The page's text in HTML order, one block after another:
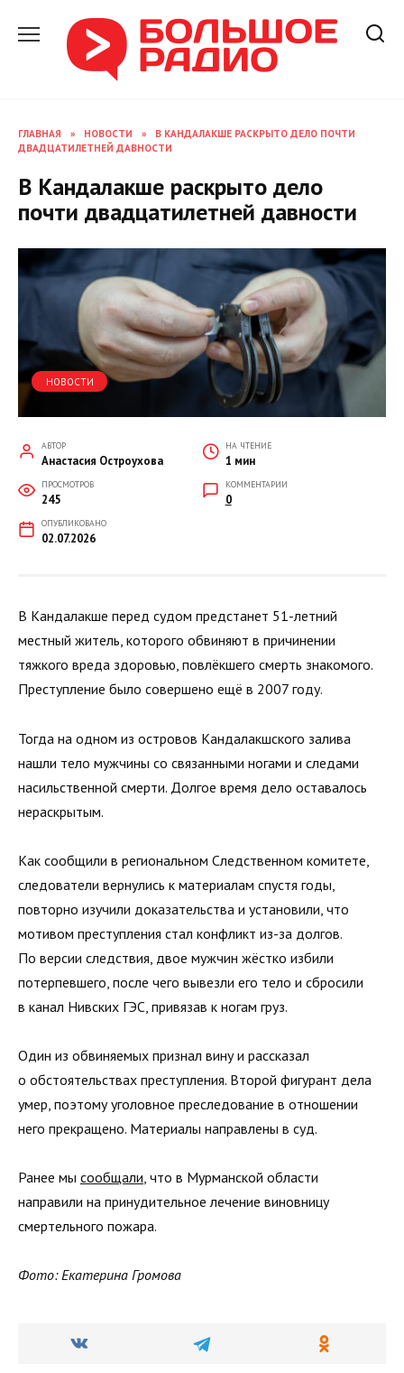
содержанию
ГЛАВНАЯ » НОВОСТИ »
В КАНДАЛАКШЕ РАСКРЫТО ДЕЛО ПОЧТИ
ДВАДЦАТИЛЕТНЕЙ ДАВНОСТИ
В Кандалакше раскрыто дело
почти двадцатилетней давности
НОВОСТИ
АВТОР
Анастасия Остроухова
НА ЧТЕНИЕ
1 мин
ПРОСМОТРОВ
245
КОММЕНТАРИИ
0
ОПУБЛИКОВАНО
02.07.2026
В Кандалакше перед судом предстанет 51-летний
местный житель, которого обвиняют в причинении
тяжкого вреда здоровью, повлёкшего смерть знакомого.
Преступление было совершено ещё в 2007 году.
Тогда на одном из островов Кандалакшского залива
нашли тело мужчины со связанными ногами и следами
насильственной смерти. Долгое время дело оставалось
нераскрытым.
Как сообщили в региональном Следственном комитете,
следователи вернулись к материалам спустя годы,
повторно изучили доказательства и установили, что
мотивом преступления стал конфликт из-за долгов.
По версии следствия, двое мужчин жёстко избили
потерпевшего, после чего вывезли его тело и сбросили
в канал Нивских ГЭС, привязав к ногам груз.
Один из обвиняемых признал вину и рассказал
о обстоятельствах преступления. Второй фигурант дела
умер, поэтому уголовное преследование в отношении
него прекращено. Материалы направлены в суд.
Ранее мы сообщали, что в Мурманской области
направили на принудительное лечение виновницу
смертельного пожара.
Фото: Екатерина Громова